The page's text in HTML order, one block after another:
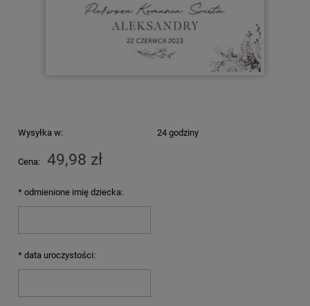
Wysyłka w: 24 godziny
Cena: 49,98 zł
* odmienione imię dziecka:
* data uroczystości: